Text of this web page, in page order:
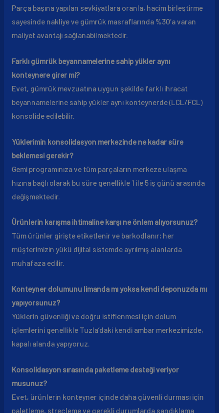
Parça başına yapılan sevkiyatlara oranla, hacim birleştirme
sayesinde nakliye ve gümrük masraflarında %30’a varan
maliyet avantajı sağlanabilmektedir.
Farklı gümrük beyannamelerine sahip yükler aynı
konteynere girer mi?
Evet, gümrük mevzuatına uygun şekilde farklı ihracat
beyannamelerine sahip yükler aynı konteynerde (LCL/FCL)
konsolide edilebilir.
Yüklerimin konsolidasyon merkezinde ne kadar süre
beklemesi gerekir?
Gemi programınıza ve tüm parçaların merkeze ulaşma
hızına bağlı olarak bu süre genellikle 1 ile 5 iş günü arasında
değişmektedir.
Ürünlerin karışma ihtimaline karşı ne önlem alıyorsunuz?
Tüm ürünler girişte etiketlenir ve barkodlanır; her
müşterimizin yükü dijital sistemde ayrılmış alanlarda
muhafaza edilir.
Konteyner dolumunu limanda mı yoksa kendi deponuzda mı
yapıyorsunuz?
Yüklerin güvenliği ve doğru istiflenmesi için dolum
işlemlerini genellikle Tuzla’daki kendi ambar merkezimizde,
kapalı alanda yapıyoruz.
Konsolidasyon sırasında paketleme desteği veriyor
musunuz?
Evet, ürünlerin konteyner içinde daha güvenli durması için
paletleme, streçleme ve gerekli durumlarda sandıklama